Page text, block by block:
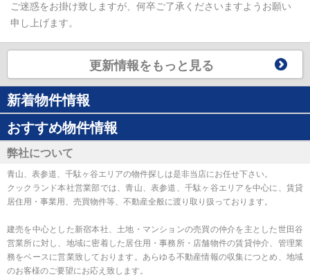
ご迷惑をお掛け致しますが、何卒ご了承くださいますようお願い
申し上げます。
更新情報をもっと見る
新着物件情報
おすすめ物件情報
弊社について
青山、表参道、千駄ヶ谷エリアの物件探しは是非当店にお任せ下さい。
クックランド本社営業部では、青山、表参道、千駄ヶ谷エリアを中心に、賃貸
居住用・事業用、売買物件等、不動産全般に渡り取り扱っております。
建売を中心とした新宿本社、土地・マンションの売買の仲介を主とした世田谷
営業所に対し、地域に密着した居住用・事務所・店舗物件の賃貸仲介、管理業
務をベースに営業致しております。あらゆる不動産情報の収集につとめ、地域
のお客様のご要望にお応え致します。